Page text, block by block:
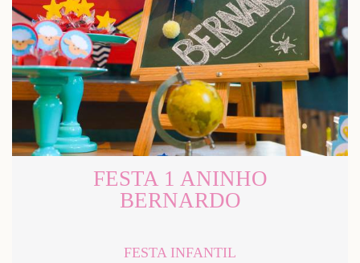
FESTA 1 ANINHO
BERNARDO
FESTA INFANTIL